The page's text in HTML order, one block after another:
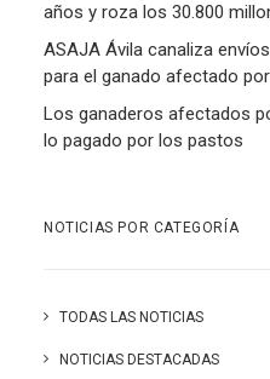
años y roza los 30.800
ASAJA Ávila canaliza
para el ganado afectado
Los ganaderos afectados
lo pagado por los pastos
NOTICIAS POR CATEGORÍA
TODAS LAS NOTICIAS
NOTICIAS DESTACADAS